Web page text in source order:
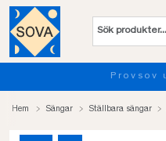
Provsov upp
Hem Sängar Ställbara sängar